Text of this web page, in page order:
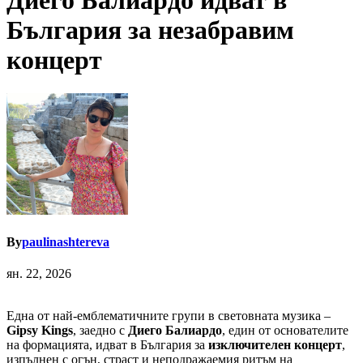
България за незабравим
концерт
Bypaulinashtereva
ян. 22, 2026
Една от най-емблематичните групи в световната музика –
Gipsy Kings, заедно с Диего Балиардо, един от основателите
на формацията, идват в България за изключителен концерт,
изпълнен с огън, страст и неподражаемия ритъм на